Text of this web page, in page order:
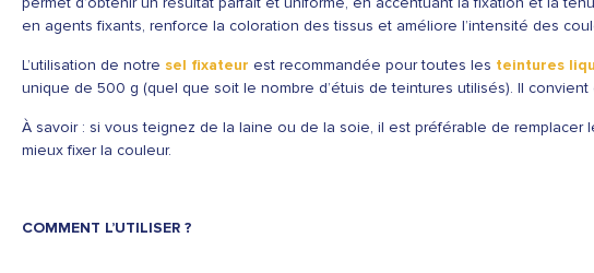
en agents fixants, renforce la coloration des tissus et améliore l’intensité des
L’utilisation de notre sel fixateur est recommandée pour toutes les teintures
unique de 500 g (quel que soit le nombre d’étuis de teintures utilisés). Il
À savoir : si vous teignez de la laine ou de la soie, il est préférable de
mieux fixer la couleur.
COMMENT L’UTILISER ?